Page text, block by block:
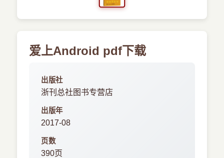
爱上Android pdf下载
出版社
浙刊总社图书专营店
出版年
2017-08
页数
390页